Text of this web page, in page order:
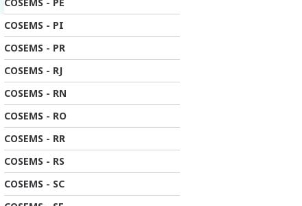
COSEMS - PI
COSEMS - PR
COSEMS - RJ
COSEMS - RN
COSEMS - RO
COSEMS - RR
COSEMS - RS
COSEMS - SC